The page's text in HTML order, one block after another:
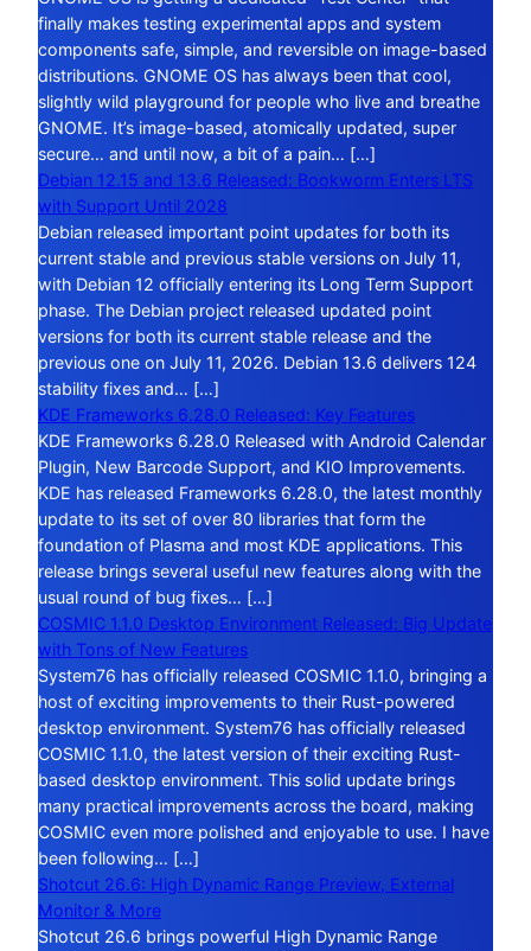
finally makes testing experimental apps and system
components safe, simple, and reversible on image-based
distributions. GNOME OS has always been that cool,
slightly wild playground for people who live and breathe
GNOME. It’s image-based, atomically updated, super
secure… and until now, a bit of a pain… […]
Debian 12.15 and 13.6 Released: Bookworm Enters LTS
with Support Until 2028
Debian released important point updates for both its
current stable and previous stable versions on July 11,
with Debian 12 officially entering its Long Term Support
phase. The Debian project released updated point
versions for both its current stable release and the
previous one on July 11, 2026. Debian 13.6 delivers 124
stability fixes and… […]
KDE Frameworks 6.28.0 Released: Key Features
KDE Frameworks 6.28.0 Released with Android Calendar
Plugin, New Barcode Support, and KIO Improvements.
KDE has released Frameworks 6.28.0, the latest monthly
update to its set of over 80 libraries that form the
foundation of Plasma and most KDE applications. This
release brings several useful new features along with the
usual round of bug fixes… […]
COSMIC 1.1.0 Desktop Environment Released: Big Update
with Tons of New Features
System76 has officially released COSMIC 1.1.0, bringing a
host of exciting improvements to their Rust-powered
desktop environment. System76 has officially released
COSMIC 1.1.0, the latest version of their exciting Rust-
based desktop environment. This solid update brings
many practical improvements across the board, making
COSMIC even more polished and enjoyable to use. I have
been following… […]
Shotcut 26.6: High Dynamic Range Preview, External
Monitor & More
Shotcut 26.6 brings powerful High Dynamic Range